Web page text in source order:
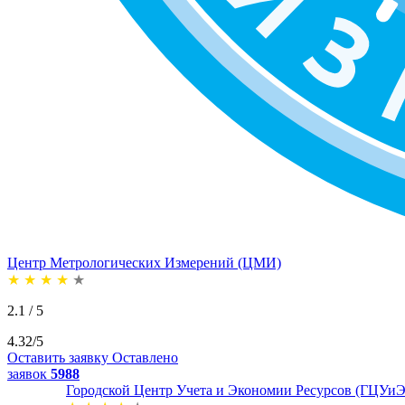
Центр Метрологических Измерений (ЦМИ)
★ ★ ★ ★ ★
2.1 / 5
4.32/5
Оставить заявку Оставлено
заявок 5988
Городской Центр Учета и Экономии Ресурсов